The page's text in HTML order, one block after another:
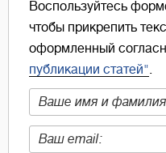
Воспользуйтесь
чтобы прикрепить
оформленный
публикации статей".